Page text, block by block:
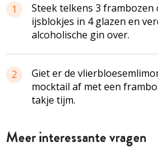
1
Steek telkens 3 frambozen
ijsblokjes in 4 glazen en
alcoholische gin over.
2
Giet er de
mocktail af met een
takje tijm.
Meer interessante vragen